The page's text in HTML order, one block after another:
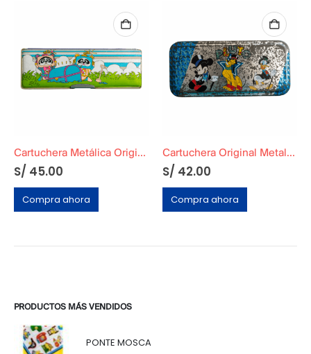
Cartuchera Metálica Original
S/ 45.00
Compra ahora
Cartuchera Original Metalica de Disney
S/ 42.00
Compra ahora
PRODUCTOS MÁS VENDIDOS
PONTE MOSCA